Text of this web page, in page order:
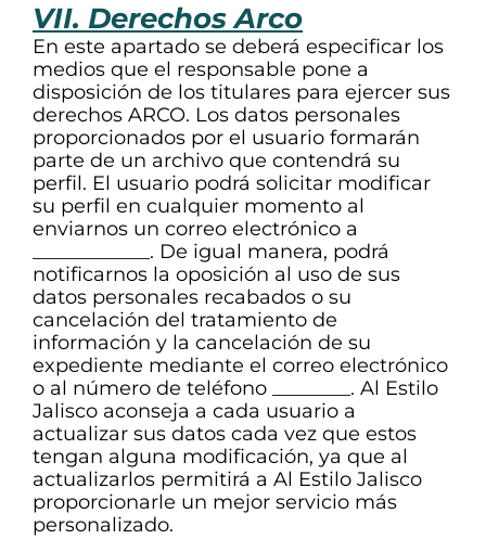
VII. Derechos Arco
En este apartado se deberá especificar los
medios que el responsable pone a
disposición de los titulares para ejercer sus
derechos ARCO. Los datos personales
proporcionados por el usuario formarán
parte de un archivo que contendrá su
perfil. El usuario podrá solicitar modificar
su perfil en cualquier momento al
enviarnos un correo electrónico a
____________. De igual manera, podrá
notificarnos la oposición al uso de sus
datos personales recabados o su
cancelación del tratamiento de
información y la cancelación de su
expediente mediante el correo electrónico
o al número de teléfono ________. Al Estilo
Jalisco aconseja a cada usuario a
actualizar sus datos cada vez que estos
tengan alguna modificación, ya que al
actualizarlos permitirá a Al Estilo Jalisco
proporcionarle un mejor servicio más
personalizado.